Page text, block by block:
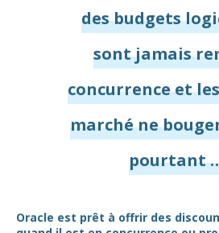
des budgets
sont jamais
concurrence et
marché ne
pourtant
Oracle est prêt à offrir des